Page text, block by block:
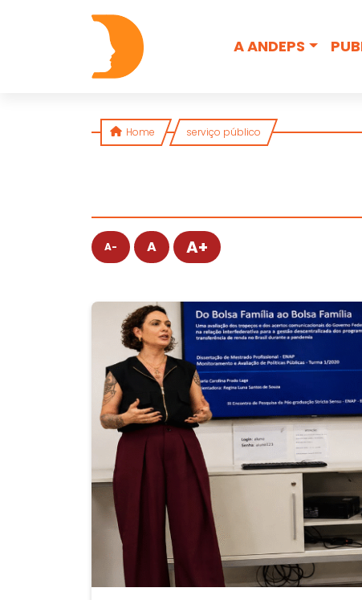
Skip to content
A ANDEPS
Home serviço público
A- A A+